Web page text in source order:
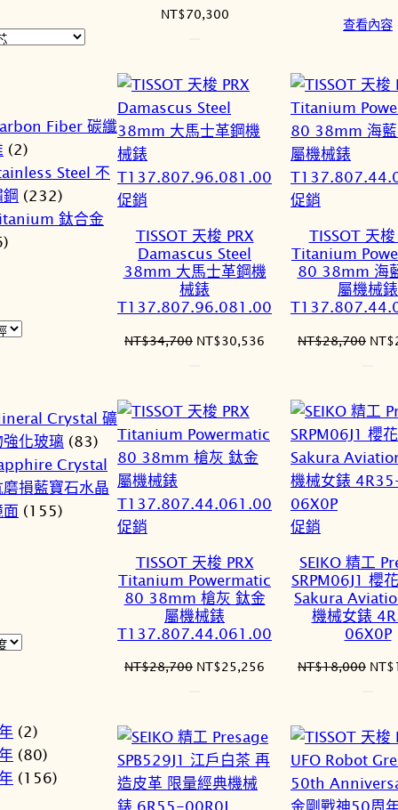
Fiber 碳纖
(2)
Steel 不
(232)
鈦合金
Crystal 礦
強化玻璃 (83)
Crystal
磨損藍寶石水晶
(155)
(2)
(80)
(156)
NT$70,300
查看內容
促銷
商
品
TISSOT 天梭 PRX
Damascus Steel
38mm 大馬士革鋼機
械錶
T137.807.96.081.00
NT$34,700 原
NT$34,700。
NT$30,536
NT$30,536。
促銷
商
品
TISSOT 天梭
Titanium
80 38mm 海
屬機械錶
NT$28,700 原
NT$
促銷
商
品
TISSOT 天梭 PRX
Titanium Powermatic
80 38mm 槍灰 鈦金
屬機械錶
T137.807.44.061.00
NT$28,700 原
NT$28,700。
NT$25,256
NT$25,256。
促銷
商
品
SEIKO 精工
SRPM06J1 櫻
Sakura
機械女錶
06X0P
NT$18,000 原
NT$